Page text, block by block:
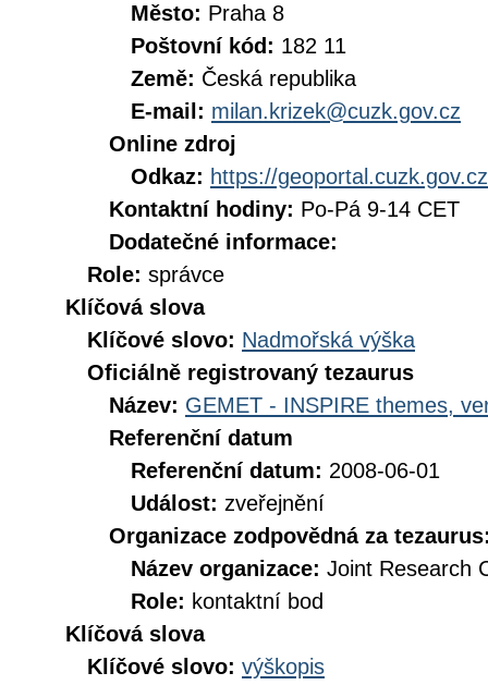
Město: Praha 8
Poštovní kód: 182 11
Země: Česká republika
E-mail: milan.krizek@cuzk.gov.cz
Online zdroj
Odkaz: https://geoportal.cuzk.gov.cz
Kontaktní hodiny: Po-Pá 9-14 CET
Dodatečné informace:
Role: správce
Klíčová slova
Klíčové slovo: Nadmořská výška
Oficiálně registrovaný tezaurus
Název: GEMET - INSPIRE themes,
Referenční datum
Referenční datum: 2008-06-01
Událost: zveřejnění
Organizace zodpovědná za
Název organizace: Joint Research
Role: kontaktní bod
Klíčová slova
Klíčové slovo: výškopis